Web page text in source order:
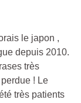
le japon ,
depuis 2010.
très
! Le
très patients